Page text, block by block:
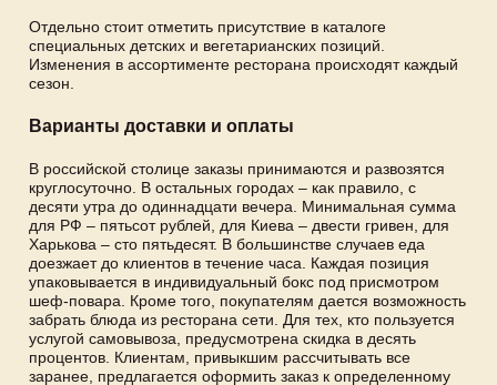
Отдельно стоит отметить присутствие в каталоге
специальных детских и вегетарианских позиций.
Изменения в ассортименте ресторана происходят каждый
сезон.
Варианты доставки и оплаты
В российской столице заказы принимаются и развозятся
круглосуточно. В остальных городах – как правило, с
десяти утра до одиннадцати вечера. Минимальная сумма
для РФ – пятьсот рублей, для Киева – двести гривен, для
Харькова – сто пятьдесят. В большинстве случаев еда
доезжает до клиентов в течение часа. Каждая позиция
упаковывается в индивидуальный бокс под присмотром
шеф-повара. Кроме того, покупателям дается возможность
забрать блюда из ресторана сети. Для тех, кто пользуется
услугой самовывоза, предусмотрена скидка в десять
процентов. Клиентам, привыкшим рассчитывать все
заранее, предлагается оформить заказ к определенному